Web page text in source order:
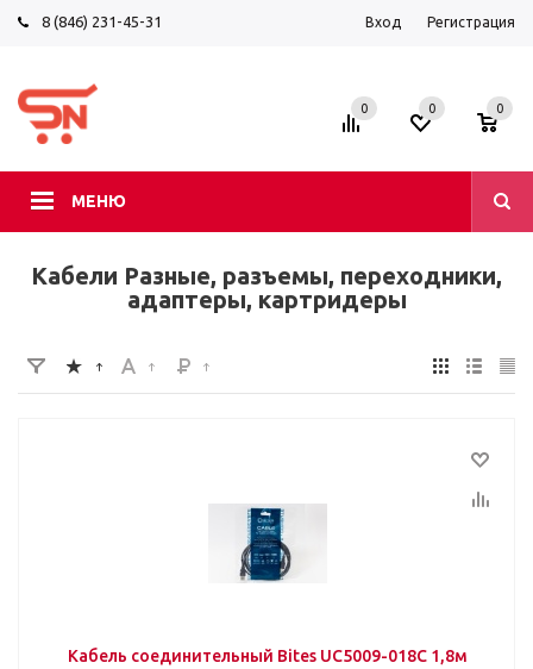
8 (846) 231-45-31 Вход Регистрация
МЕНЮ
0 0 0
Кабели Разные, разъемы, переходники,
адаптеры, картридеры
Кабель соединительный Bites UC5009-018C 1,8м